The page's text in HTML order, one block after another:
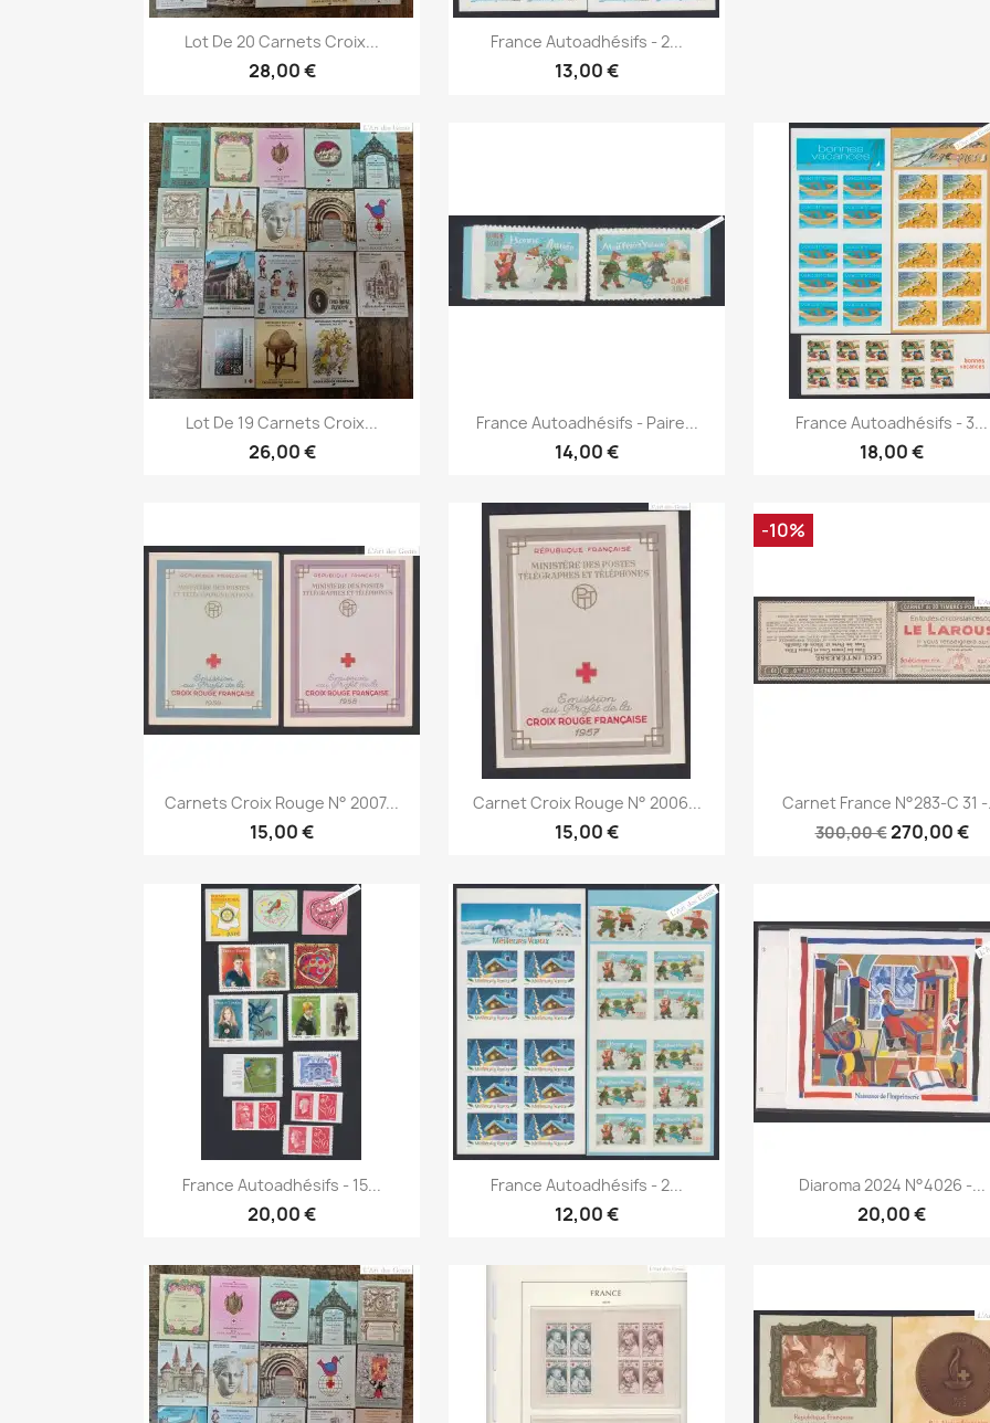
Lot De 20 Carnets Croix...
28,00 €
Aperçu rapide France Autoadhésifs - 2...
13,00 €
Aperçu rapide
Lot De 19 Carnets Croix...
26,00 €
Aperçu rapide France Autoadhésifs - Paire...
14,00 €
Aperçu rapide France Autoadhésifs - 3...
18,00 €
Aperçu rapide
Carnets Croix Rouge N° 2007...
15,00 €
Aperçu rapide Carnet Croix Rouge N° 2006...
15,00 €
Aperçu rapide
Carnet France N°283-C 31
300,00 €270,00 €
-10%
Aperçu rapide
France Autoadhésifs - 15...
20,00 €
Aperçu rapide France Autoadhésifs - 2...
12,00 €
Aperçu rapide Diaroma 2024 N°4026 -...
20,00 €
Aperçu rapide